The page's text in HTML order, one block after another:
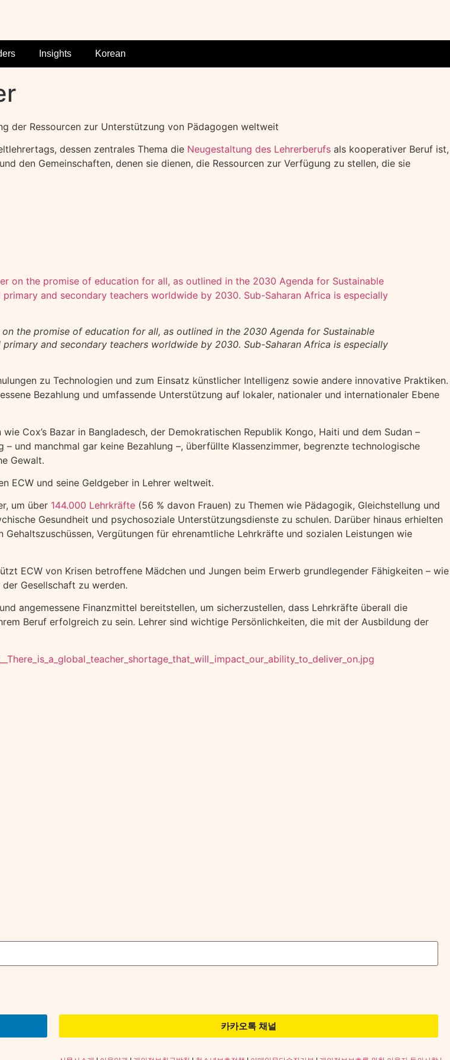
Insights Korean
der Ressourcen zur Unterstützung von Pädagogen weltweit
dessen zentrales Thema die Neugestaltung des Lehrerberufs als kooperativer Beruf ist,
den Gemeinschaften, denen sie dienen, die Ressourcen zur Verfügung zu stellen, die sie
the promise of education for all, as outlined in the 2030 Agenda for Sustainable
and secondary teachers worldwide by 2030. Sub-Saharan Africa is especially
zu Technologien und zum Einsatz künstlicher Intelligenz sowie andere innovative Praktiken.
Bezahlung und umfassende Unterstützung auf lokaler, nationaler und internationaler Ebene
Cox’s Bazar in Bangladesch, der Demokratischen Republik Kongo, Haiti und dem Sudan –
und manchmal gar keine Bezahlung –, überfüllte Klassenzimmer, begrenzte technologische
Gewalt.
ECW und seine Geldgeber in Lehrer weltweit.
um über 144.000 Lehrkräfte (56 % davon Frauen) zu Themen wie Pädagogik, Gleichstellung und
Gesundheit und psychosoziale Unterstützungsdienste zu schulen. Darüber hinaus erhielten
Vergütungen für ehrenamtliche Lehrkräfte und sozialen Leistungen wie
ECW von Krisen betroffene Mädchen und Jungen beim Erwerb grundlegender Fähigkeiten – wie
Gesellschaft zu werden.
angemessene Finanzmittel bereitstellen, um sicherzustellen, dass Lehrkräfte überall die
Beruf erfolgreich zu sein. Lehrer sind wichtige Persönlichkeiten, die mit der Ausbildung der
카카오톡 채널